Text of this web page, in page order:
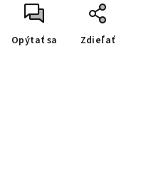
Opýtať sa Zdieľať